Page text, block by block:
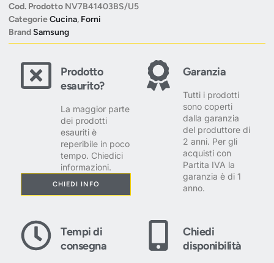
Cod. Prodotto NV7B41403BS/U5
CategorieCucina, Forni
BrandSamsung
Prodotto
esaurito?
La maggior parte
dei prodotti
esauriti è
reperibile in poco
tempo. Chiedici
informazioni.
CHIEDI INFO
Garanzia
Tutti i prodotti
sono coperti
dalla garanzia
del produttore di
2 anni. Per gli
acquisti con
Partita IVA la
garanzia è di 1
anno.
Tempi di
consegna
Chiedi
disponibilità